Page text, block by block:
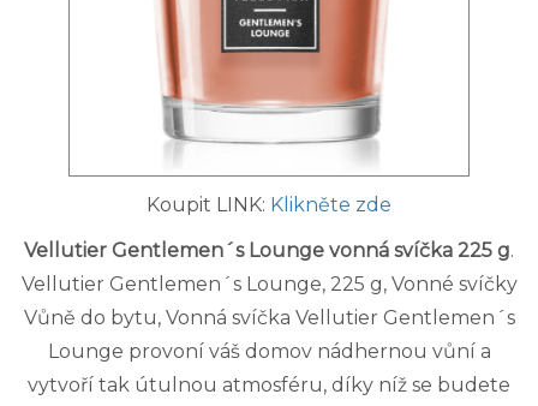
Koupit LINK: Klikněte zde
Vellutier Gentlemen´s Lounge vonná svíčka 225 g.
Vellutier Gentlemen´s Lounge, 225 g, Vonné svíčky
Vůně do bytu, Vonná svíčka Vellutier Gentlemen´s
Lounge provoní váš domov nádhernou vůní a
vytvoří tak útulnou atmosféru, díky níž se budete